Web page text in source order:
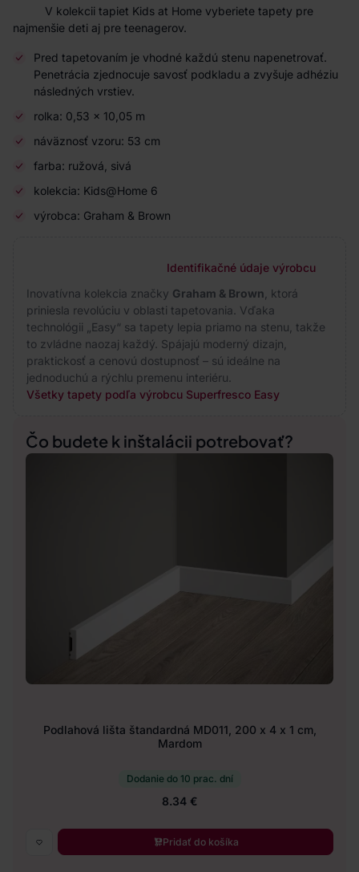
V kolekcii tapiet Kids at Home vyberiete tapety pre
najmenšie deti aj pre teenagerov.
Pred tapetovaním je vhodné každú stenu napenetrovať.
Penetrácia zjednocuje savosť podkladu a zvyšuje adhéziu
následných vrstiev.
rolka: 0,53 × 10,05 m
náväznosť vzoru: 53 cm
farba: ružová, sivá
kolekcia: Kids@Home 6
výrobca: Graham & Brown
Identifikačné údaje výrobcu
Inovatívna kolekcia značky Graham & Brown , ktorá
priniesla revolúciu v oblasti tapetovania. Vďaka
technológii „Easy“ sa tapety lepia priamo na stenu, takže
to zvládne naozaj každý. Spájajú moderný dizajn,
praktickosť a cenovú dostupnosť – sú ideálne na
jednoduchú a rýchlu premenu interiéru.
Všetky tapety podľa výrobcu Superfresco Easy
Čo budete k inštalácii potrebovať?
Podlahová lišta štandardná MD011, 200 x 4 x 1 cm,
Mardom
Dodanie do 10 prac. dní
8.34 €
Pridať do košíka